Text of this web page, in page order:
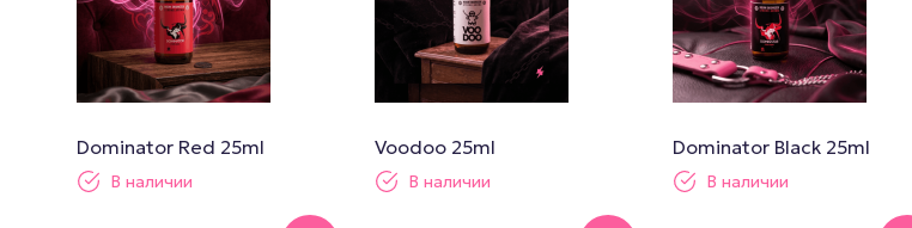
Dominator Red 25ml
В наличии
Voodoo 25ml
В наличии
Dominator Black 25ml
В наличии